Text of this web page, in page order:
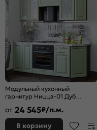
Модульный кухонный
гарнитур Ницца-01 Дуб
2140x1900x600
от 24 545₽/п.м.
В корзину